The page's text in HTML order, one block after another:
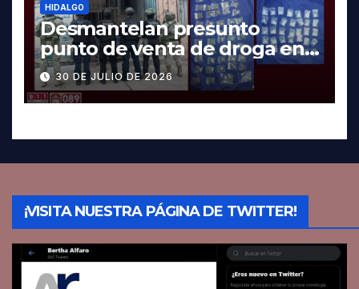
HIDALGO
Desmantelan presunto
punto de venta de droga en
Pachuca; hay dos detenidos
30 DE JULIO DE 2026
¡VISITA NUESTRA PÁGINA DE TWITTER!